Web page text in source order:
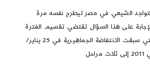
الشيعي في مصر ليطرح نفسه مرة
على هذا السؤال تقتضي تقسيم الفترة
الحديثة والتي سبقت الانتفاضة الجماهيرية في 25 يناير/